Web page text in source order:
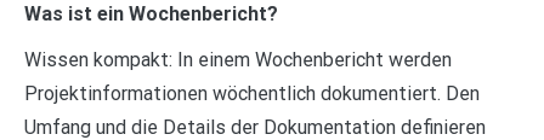
Was ist ein Wochenbericht?
Wissen kompakt: In einem Wochenbericht werden
Projektinformationen wöchentlich dokumentiert. Den
Umfang und die Details der Dokumentation definieren